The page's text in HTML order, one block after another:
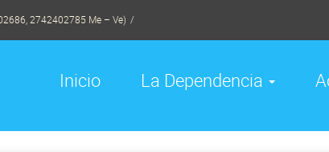
2742402785 Me – Ve)
Inicio La Dependencia